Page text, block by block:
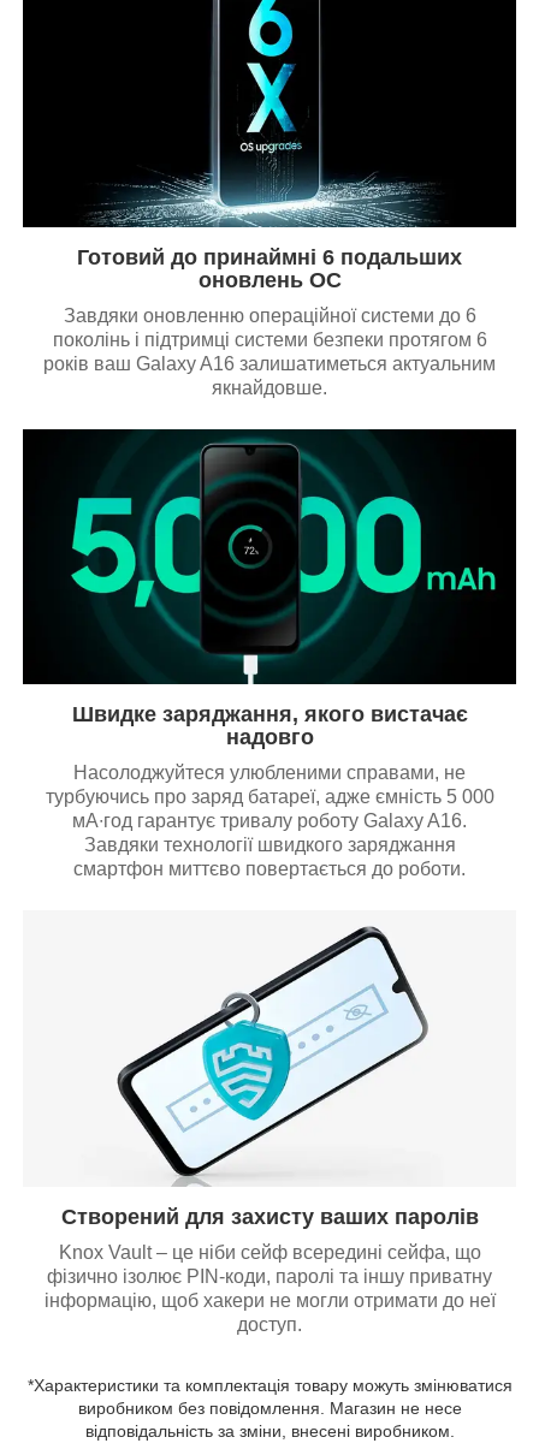
Готовий до принаймні 6 подальших
оновлень ОС
Завдяки оновленню операційної системи до 6
поколінь і підтримці системи безпеки протягом 6
років ваш Galaxy A16 залишатиметься актуальним
якнайдовше.
Швидке заряджання, якого вистачає
надовго
Насолоджуйтеся улюбленими справами, не
турбуючись про заряд батареї, адже ємність 5 000
мА∙год гарантує тривалу роботу Galaxy A16.
Завдяки технології швидкого заряджання
смартфон миттєво повертається до роботи.
Створений для захисту ваших паролів
Knox Vault – це ніби сейф всередині сейфа, що
фізично ізолює PIN-коди, паролі та іншу приватну
інформацію, щоб хакери не могли отримати до неї
доступ.
*Характеристики та комплектація товару можуть змінюватися
виробником без повідомлення. Магазин не несе
відповідальність за зміни, внесені виробником.